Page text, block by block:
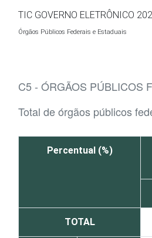
TIC GOVERNO ELETRÔNICO
Órgãos Públicos Federais e Estaduais
C5 - ÓRGÃOS PÚBLICOS
Total de órgãos públicos
Percentual (%)
TOTAL